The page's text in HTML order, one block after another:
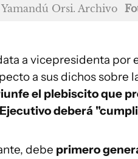
Orsi. Archivo
a vicepresidenta por
a sus dichos sobre
el plebiscito que
deberá
debe primero